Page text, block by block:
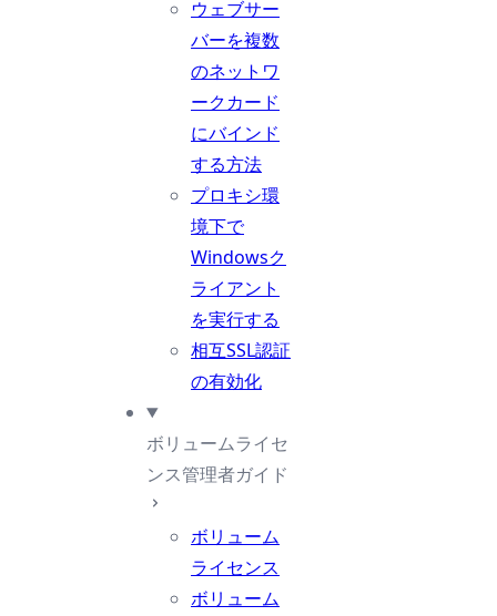
ウェブサー
バーを複数
のネットワ
ークカード
にバインド
する方法
プロキシ環
境下で
Windowsク
ライアント
を実行する
相互SSL認証
の有効化
ボリュームライセ
ンス管理者ガイド
ボリューム
ライセンス
ボリューム